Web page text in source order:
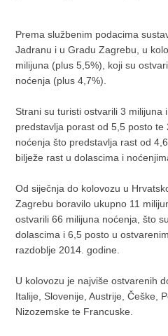
Prema službenim podacima
Jadranu i u Gradu Zagrebu, u
milijuna (plus 5,5%), koji su
noćenja (plus 4,7%).
Strani su turisti ostvarili 3 milijuna
predstavlja porast od 5,5 posto te
noćenja što predstavlja rast od
bilježe rast u dolascima i
Od siječnja do kolovozu u
Zagrebu boravilo ukupno 11
ostvarili 66 milijuna noćenja, što
dolascima i 6,5 posto u
razdoblje 2014. godine.
U kolovozu je najviše ostvarenih
Italije, Slovenije, Austrije, Češke,
Nizozemske te Francuske.